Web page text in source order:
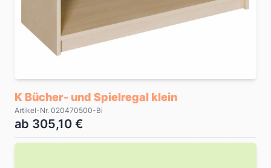
K Bücher- und Spielregal klein
Artikel-Nr. 020470500-Bi
ab 305,10 €